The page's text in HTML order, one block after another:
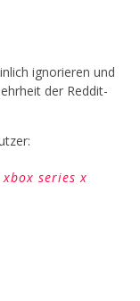
ignorieren und
der Reddit-
series x